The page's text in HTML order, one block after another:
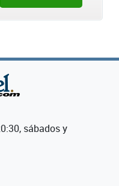
sábados y